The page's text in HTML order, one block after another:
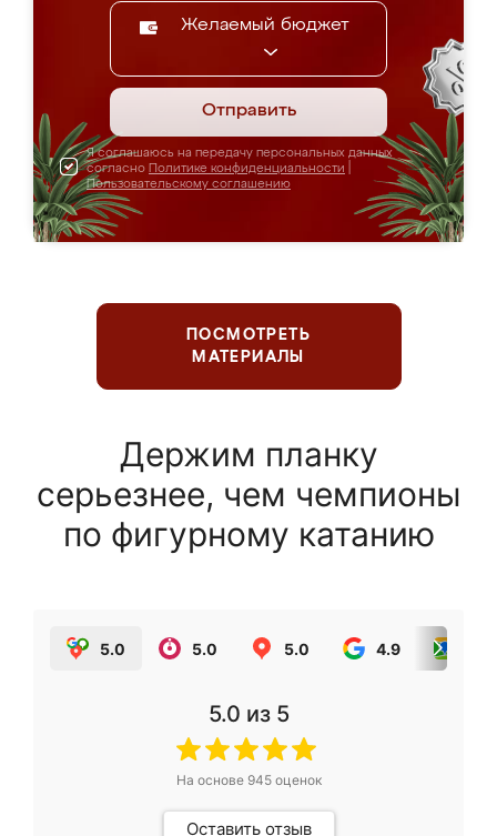
Желаемый бюджет
Отправить
Я соглашаюсь на передачу персональных данных
согласно Политике конфиденциальности
Пользовательскому соглашению
ПОСМОТРЕТЬ
МАТЕРИАЛЫ
Держим планку
серьезнее, чем чемпионы
по фигурному катанию
5.0 5.0 5.0 4.9
5.0 из 5
На основе 945оценок
Оставить отзыв